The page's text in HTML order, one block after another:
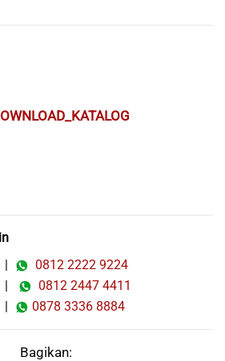
|
0812 2222 9224
|
0812 2447 4411
| 0878 3336 8884
Bagikan: